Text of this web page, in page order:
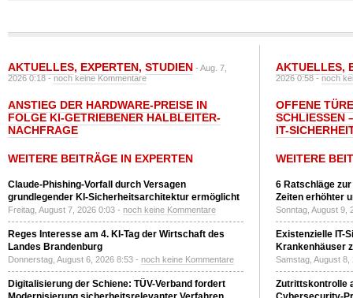
AKTUELLES, EXPERTEN, STUDIEN - Aug. 7,
2026 0:18 -noch keine Kommentare
ANSTIEG DER HARDWARE-PREISE IN
FOLGE KI-GETRIEBENER HALBLEITER-
NACHFRAGE
WEITERE BEITRÄGE IN EXPERTEN
Claude-Phishing-Vorfall durch Versagen
grundlegender KI-Sicherheitsarchitektur ermöglicht
Freitag, August 7, 2026 0:03 - noch keine Kommentare
Reges Interesse am 4. KI-Tag der Wirtschaft des
Landes Brandenburg
Donnerstag, August 6, 2026 8:53 - noch keine Kommentare
Digitalisierung der Schiene: TÜV-Verband fordert
AKTUELLES,
2026 0:58 -noch
OFFENE
SCHLIESSEN
T-
WEITERE
6 Ratschläge
Zeiten erhöhter
Sonntag, August 9,
Existenzielle IT-
Krankenhäuser
Samstag, August
Zutrittskontrolle